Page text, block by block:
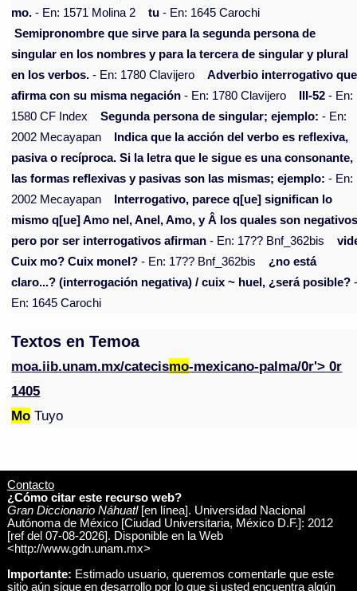
mo. - En: 1571 Molina 2 tu - En: 1645 Carochi
Semipronombre que sirve para la segunda persona de
singular en los nombres y para la tercera de singular y plural
en los verbos. - En: 1780 Clavijero
Adverbio interrogativo que
afirma con su misma negación - En: 1780 Clavijero III-52 - En:
1580 CF Index
Segunda persona de singular; ejemplo: - En:
2002 Mecayapan
Indica que la acción del verbo es reflexiva,
pasiva o recíproca. Si la letra que le sigue es una consonante,
las formas reflexivas y pasivas son las mismas; ejemplo: - En:
2002 Mecayapan
Interrogativo, parece q[ue] significan lo
mismo q[ue] Amo nel, Anel, Amo, y Â los quales son
pero por ser interrogativos afirman - En: 17?? Bnf_362bis
Cuix mo? Cuix monel? - En: 17?? Bnf_362bis
¿no está
claro...? (interrogación negativa) / cuix ~ huel, ¿será posible?
En: 1645 Carochi
Textos en Temoa
moa.iib.unam.mx/catecismo-mexicano-palma/0r'> 0r
1405
Mo Tuyo
Contacto
¿Cómo citar este recurso web?
Gran Diccionario Náhuatl[en línea]. Universidad Nacional
Autónoma de México [Ciudad Universitaria, México D.F.]: 2012
[ref del 07-08-2026]. Disponible en la Web
<http://www.gdn.unam.mx>
Importante: Estimado usuario, queremos comentarle que este
sitio aún sigue en desarrollo por lo que si usted encuentra algún